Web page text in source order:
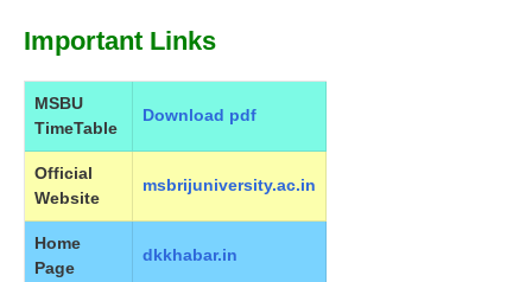
Important Links
MSBU
TimeTable
Download pdf
Official
Website
msbrijuniversity.ac.in
Home
Page
dkkhabar.in